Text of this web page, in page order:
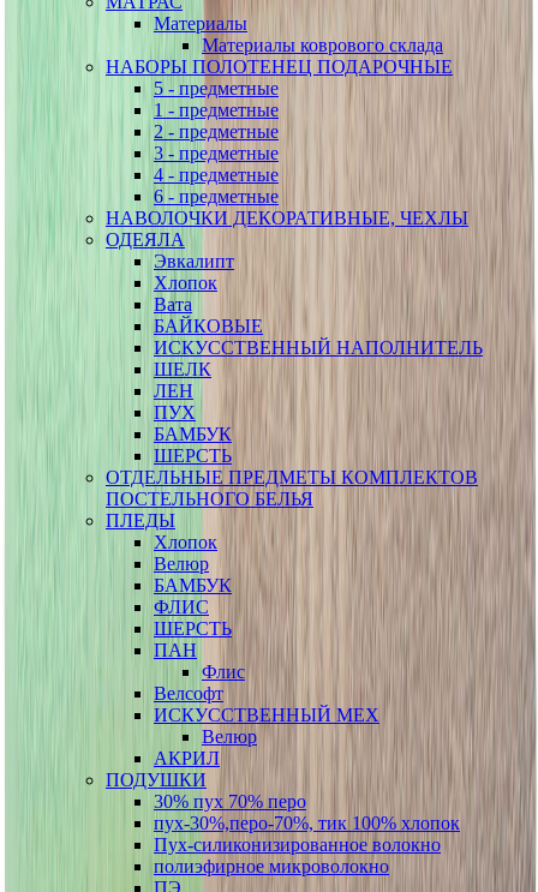
Материалы
Материалы коврового склада
НАБОРЫ ПОЛОТЕНЕЦ ПОДАРОЧНЫЕ
5 - предметные
1 - предметные
2 - предметные
3 - предметные
4 - предметные
6 - предметные
НАВОЛОЧКИ ДЕКОРАТИВНЫЕ, ЧЕХЛЫ
ОДЕЯЛА
Эвкалипт
Хлопок
Вата
БАЙКОВЫЕ
ИСКУССТВЕННЫЙ НАПОЛНИТЕЛЬ
ШЕЛК
ЛЕН
ПУХ
БАМБУК
ШЕРСТЬ
ОТДЕЛЬНЫЕ ПРЕДМЕТЫ КОМПЛЕКТОВ
ПОСТЕЛЬНОГО БЕЛЬЯ
ПЛЕДЫ
Хлопок
Велюр
БАМБУК
ФЛИС
ШЕРСТЬ
ПАН
Флис
Велсофт
ИСКУССТВЕННЫЙ МЕХ
Велюр
АКРИЛ
ПОДУШКИ
30% пух 70% перо
пух-30%,перо-70%, тик 100% хлопок
Пух-силиконизированное волокно
полиэфирное микроволокно